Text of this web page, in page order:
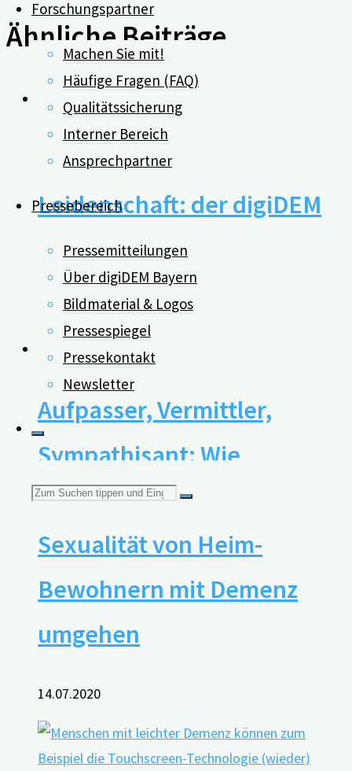
Forschungspartner
Machen Sie mit!
Häufige Fragen (FAQ)
Qualitätssicherung
Interner Bereich
Ansprechpartner
Pressebereich
Pressemitteilungen
Über digiDEM Bayern
Bildmaterial & Logos
Pressespiegel
Pressekontakt
Newsletter
Suchen
nach:
Ähnliche Beiträge
Serviceangebot aus
Leidenschaft: der digiDEM
Bayern-Newsletter
08.09.2022
Aufpasser, Vermittler,
Sympathisant: Wie
Pflegekräfte mit der
Sexualität von Heim-
Bewohnern mit Demenz
umgehen
14.07.2020